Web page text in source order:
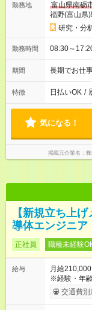
勤務地
富山県南砺
福野(富山県
研究・分
勤務時間 08:30～
期間 長期でお仕
特徴 日払いOK /
気になる！
掲載元企業名
【新規立ち上
導体エンジニア
正社員 職種未経験
給与
月給
※経験・年
支給（2回
／月） ・
交通費別